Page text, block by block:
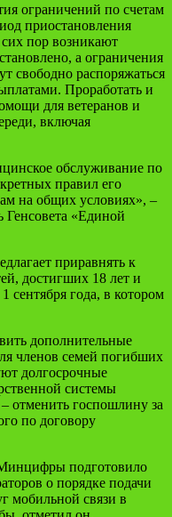
ограничений по счетам
приостановления
пор возникают
а ограничения
свободно распоряжаться
Проработать и
для ветеранов и
включая
обслуживание по
правил его
на общих условиях», –
Генсовета «Единой
приравнять к
достигших 18 лет и
сентября года, в котором
дополнительные
членов семей погибших
долгосрочные
системы
отменить госпошлину за
по договору
подготовило
о порядке подачи
мобильной связи в